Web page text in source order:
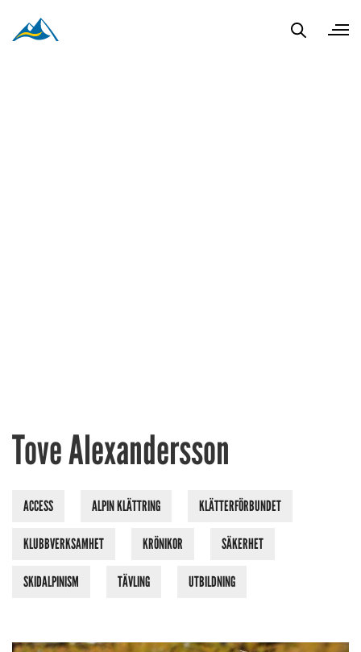
Tove Alexandersson
ACCESS ALPIN KLÄTTRING KLÄTTERFÖRBUNDET
KLUBBVERKSAMHET KRÖNIKOR SÄKERHET
SKIDALPINISM TÄVLING UTBILDNING